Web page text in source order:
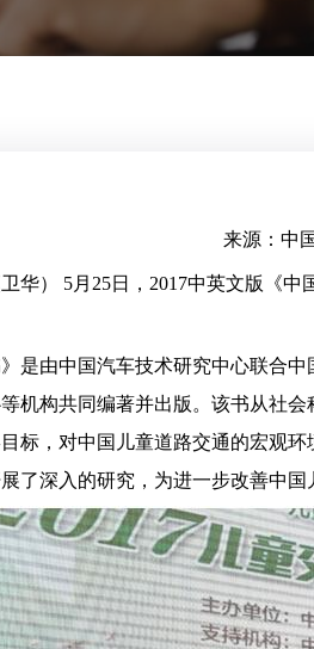
来源：中
华） 5月25日，2017中英文版《
是由中国汽车技术研究中心联合
机构共同编著并出版。该书从社
标，对中国儿童道路交通的宏观
了深入的研究，为进一步改善中国